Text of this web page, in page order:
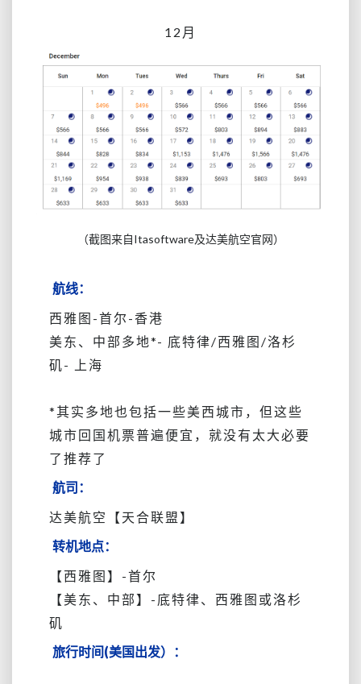
12月
（截图来自Itasoftware及达美航空官网）
航线：
西雅图-首尔-香港
美东、中部多地*- 底特律/西雅图/洛杉
矶- 上海
*其实多地也包括一些美西城市，但这些
城市回国机票普遍便宜，就没有太大必要
了推荐了
航司：
达美航空【天合联盟】
转机地点：
【西雅图】-首尔
【美东、中部】-底特律、西雅图或洛杉
矶
旅行时间(美国出发）：